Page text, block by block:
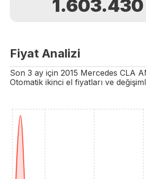
1.603.430
Fiyat Analizi
Son 3 ay için 2015 Mercedes CLA
Otomatik ikinci el fiyatları ve